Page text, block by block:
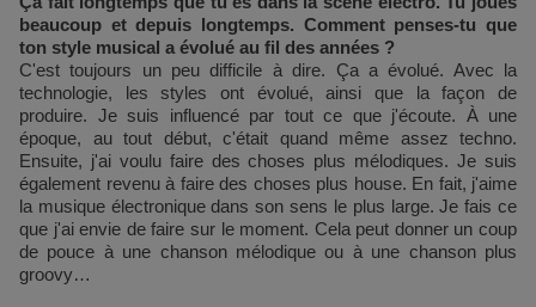
beaucoup et depuis longtemps. Comment penses-tu que
ton style musical a évolué au fil des années ?
C'est toujours un peu difficile à dire. Ça a évolué. Avec la
technologie, les styles ont évolué, ainsi que la façon de
produire. Je suis influencé par tout ce que j'écoute. À une
époque, au tout début, c'était quand même assez techno.
Ensuite, j'ai voulu faire des choses plus mélodiques. Je suis
également revenu à faire des choses plus house. En fait, j'aime
la musique électronique dans son sens le plus large. Je fais ce
que j'ai envie de faire sur le moment. Cela peut donner un coup
de pouce à une chanson mélodique ou à une chanson plus
groovy…